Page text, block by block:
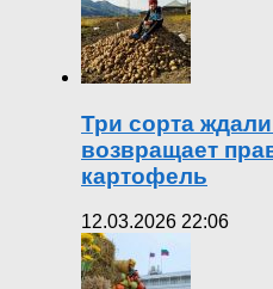
Три сорта
возвращает
картофель
12.03.2026 22:06